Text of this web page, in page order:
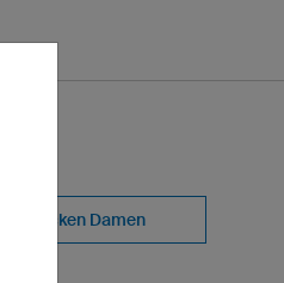
Jacken Damen